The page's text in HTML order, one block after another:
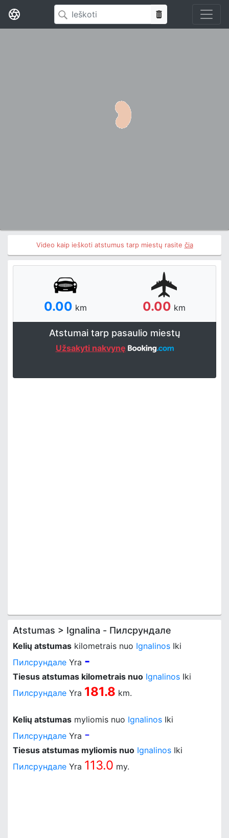
Video kaip ieškoti atstumus tarp miestų rasite čia
0.00 km 0.00 km
Atstumai tarp pasaulio miestų
Užsakyti nakvynę
Atstumas > Ignalina - Пилсрундале
Kelių atstumas kilometrais nuo Ignalinos Iki
Пилсрундале Yra -
Tiesus atstumas kilometrais nuo Ignalinos Iki
Пилсрундале Yra 181.8 km.
Kelių atstumas myliomis nuo Ignalinos Iki
Пилсрундале Yra -
Tiesus atstumas myliomis nuo Ignalinos Iki
Пилсрундале Yra 113.0 my.